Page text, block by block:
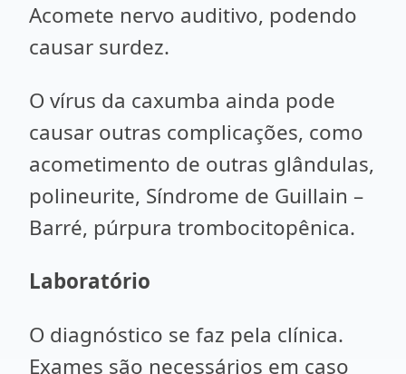
Acomete nervo auditivo, podendo
causar surdez.
O vírus da caxumba ainda pode
causar outras complicações, como
acometimento de outras glândulas,
polineurite, Síndrome de Guillain –
Barré, púrpura trombocitopênica.
Laboratório
O diagnóstico se faz pela clínica.
Exames são necessários em caso